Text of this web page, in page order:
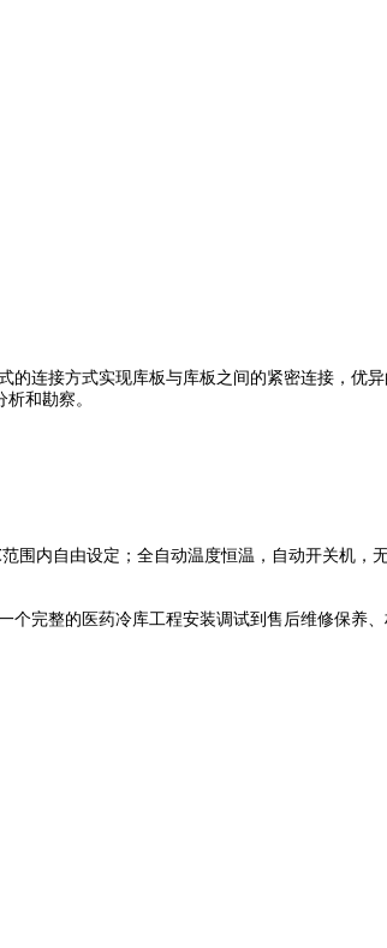
连接方式实现库板与库板之间的紧密连接，优
和勘察。
围内自由设定；全自动温度恒温，自动开关机，
个完整的医药冷库工程安装调试到售后维修保养、